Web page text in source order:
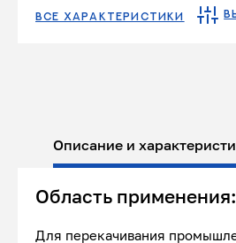
ВСЕ ХАРАКТЕРИСТИКИ
Описание и
Область применения:
Для перекачивания